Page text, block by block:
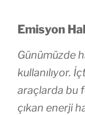
Emisyon
Günümüzde
kullanılıyor.
araçlarda bu
çıkan enerji